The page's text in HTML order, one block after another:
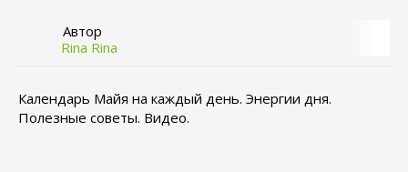
Автор
Rina Rina
Календарь Майя на каждый день. Энергии дня.
Полезные советы. Видео.